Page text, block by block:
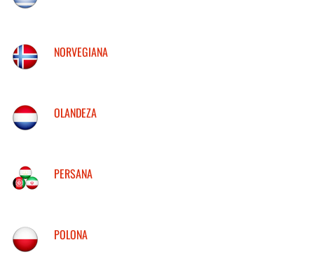
NORVEGIANA
OLANDEZA
PERSANA
POLONA